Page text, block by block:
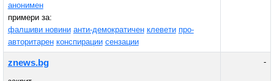
анонимен
примери за:
фалшиви новини анти-демократичен клевети про-
авторитарен конспирации сензации
znews.bg -